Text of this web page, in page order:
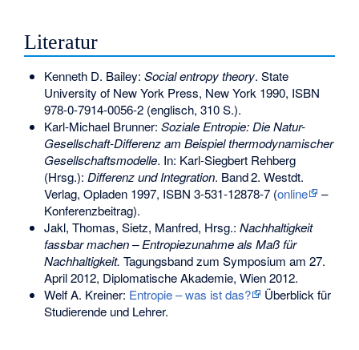
Literatur
Kenneth D. Bailey: Social entropy theory. State
University of New York Press, New York 1990, ISBN
978-0-7914-0056-2(englisch, 310 S.).
Karl-Michael Brunner: Soziale Entropie: Die Natur-
Gesellschaft-Differenz am Beispiel thermodynamischer
Gesellschaftsmodelle. In: Karl-Siegbert Rehberg
(Hrsg.): Differenz und Integration. Band2. Westdt.
Verlag, Opladen 1997, ISBN 3-531-12878-7(online
–
Konferenzbeitrag).
Jakl, Thomas, Sietz, Manfred, Hrsg.: Nachhaltigkeit
fassbar machen – Entropiezunahme als Maß für
Nachhaltigkeit. Tagungsband zum Symposium am 27.
April 2012, Diplomatische Akademie, Wien 2012.
Welf A. Kreiner: Entropie – was ist das?
Überblick für
Studierende und Lehrer.